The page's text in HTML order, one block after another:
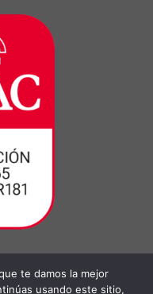
te damos la mejor
usando este sitio,